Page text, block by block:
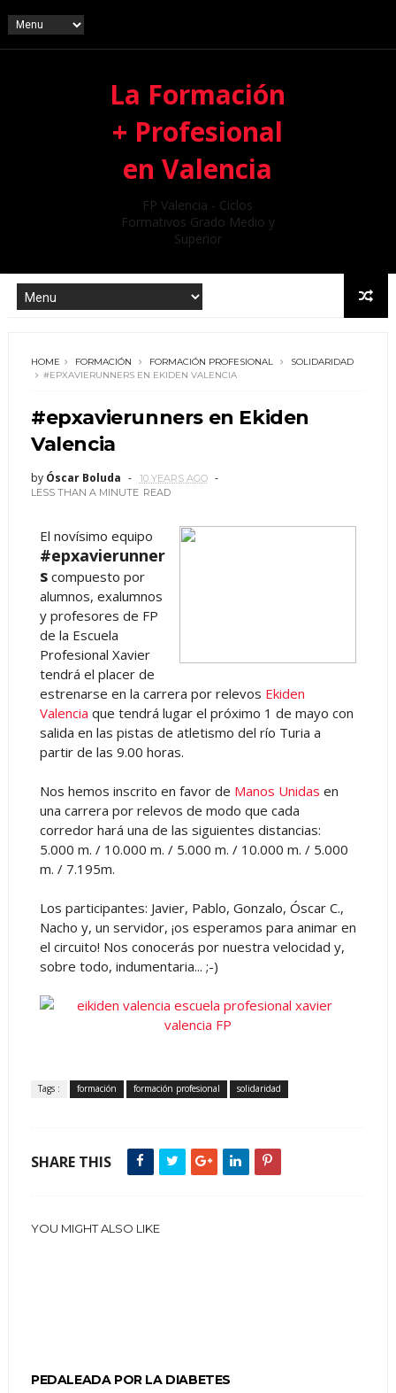
La Formación
+ Profesional
en Valencia
FP Valencia - Ciclos
Formativos Grado Medio y
Superior
HOME FORMACIÓN FORMACIÓN PROFESIONAL
SOLIDARIDAD
#EPXAVIERUNNERS EN EKIDEN VALENCIA
#epxavierunners en Ekiden
Valencia
by Óscar Boluda
10 YEARS AGO
LESS THAN A MINUTE READ
El novísimo equipo
#epxavierunner
scompuesto por
alumnos, exalumnos
y profesores de FP
de la Escuela
Profesional Xavier
tendrá el placer de
estrenarse en la carrera por relevos Ekiden
Valencia que tendrá lugar el próximo 1 de mayo con
salida en las pistas de atletismo del río Turia a
partir de las 9.00 horas.
Nos hemos inscrito en favor de Manos Unidas en
una carrera por relevos de modo que cada
corredor hará una de las siguientes distancias:
5.000 m. / 10.000 m. / 5.000 m. / 10.000 m. / 5.000
m. / 7.195m.
Los participantes: Javier, Pablo, Gonzalo, Óscar C.,
Nacho y, un servidor, ¡os esperamos para animar en
el circuito! Nos conocerás por nuestra velocidad y,
sobre todo, indumentaria... ;-)
Tags : formación formación profesional solidaridad
SHARE THIS
YOU MIGHT ALSO LIKE
PEDALEADA POR LA DIABETES